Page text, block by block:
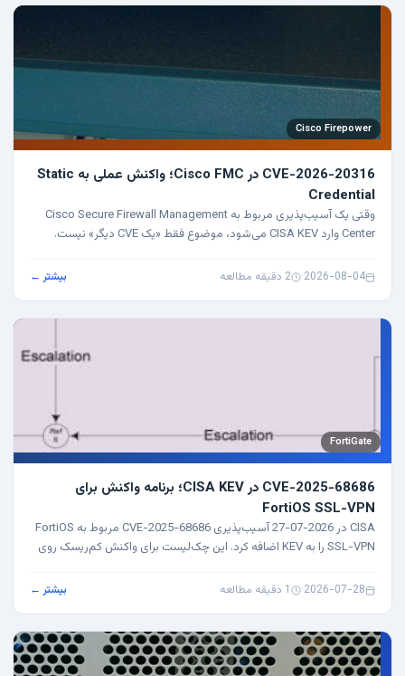
Cisco Firepower
CVE-2026-20316 در Cisco FMC؛ واکنش عملی به Static
Credential
وقتی یک آسیب‌پذیری مربوط به Cisco Secure Firewall Management
Center وارد CISA KEV می‌شود، موضوع فقط «یک CVE دیگر» نیست.
2026-08-04
· 2 دقیقه مطالعه بیشتر ←
FortiGate
CVE-2025-68686 در CISA KEV؛ برنامه واکنش برای
FortiOS SSL-VPN
CISA در 2026-07-27 آسیب‌پذیری CVE-2025-68686 مربوط به FortiOS
SSL-VPN را به KEV اضافه کرد. این چک‌لیست برای واکنش کم‌ریسک روی
2026-07-28
· 1 دقیقه مطالعه بیشتر ←